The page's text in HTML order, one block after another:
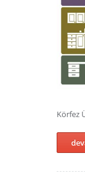
Körfez